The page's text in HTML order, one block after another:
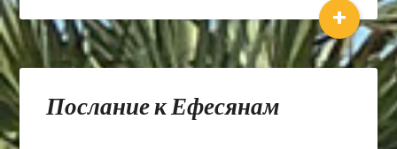
+
Послание к Ефесянам